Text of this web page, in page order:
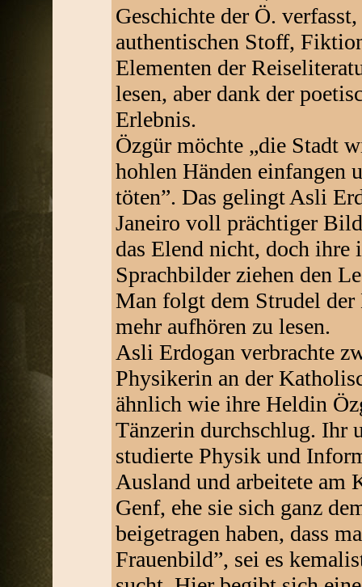
Geschichte der Ö.
authentischen Stoff,
Elementen der
lesen, aber dank der
Erlebnis.
Özgür möchte „die Stadt
hohlen Händen einfangen
töten”. Das gelingt Asli
Janeiro voll prächtiger
das Elend nicht, doch
Sprachbilder ziehen den
Man folgt dem Strudel der
mehr aufhören zu lesen.
Asli Erdogan verbrachte
Physikerin an der
ähnlich wie ihre Heldin
Tänzerin durchschlug. Ihr
studierte Physik und
Ausland und arbeitete am
Genf, ehe sie sich ganz
beigetragen haben, dass
Frauenbild”, sei es